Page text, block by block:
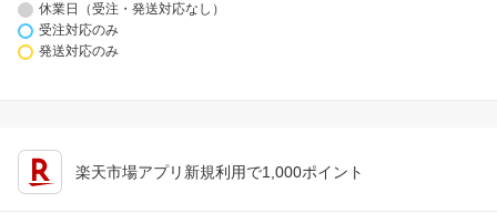
休業日（受注・発送対応なし）
受注対応のみ
発送対応のみ
楽天市場アプリ新規利用で1,000ポイント